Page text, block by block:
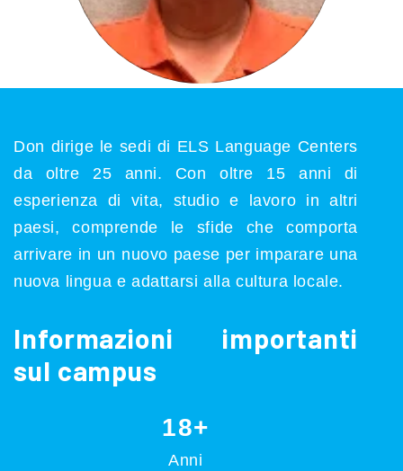
Don dirige le sedi di ELS Language Centers
da oltre 25 anni. Con oltre 15 anni di
esperienza di vita, studio e lavoro in altri
paesi, comprende le sfide che comporta
arrivare in un nuovo paese per imparare una
nuova lingua e adattarsi alla cultura locale.
Informazioni importanti
sul campus
18+
Anni